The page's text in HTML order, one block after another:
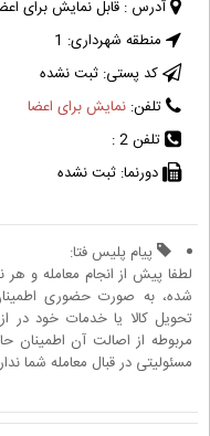
آدرس : قابل نمایش برای
منطقه شهرداری: 1
کد پستی: ثبت نشده
تلفن: نمایش برای اعضا
تلفن 2 :
دورنما: ثبت نشده
پیام پلیس فتا:
لطفا پیش از انجام معامله و
شده، به صورت حضوری
تحویل کالا یا خدمات خود در
مربوطه از اصالت آن اطمینان
مسئولیتی در قبال معامله شما